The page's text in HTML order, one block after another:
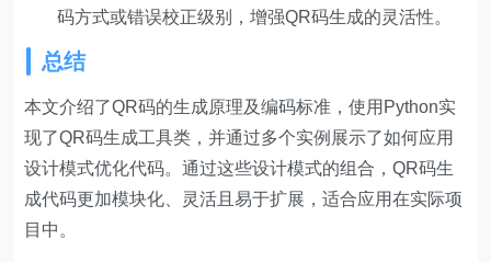
码方式或错误校正级别，增强QR码生成的灵活性。
总结
本文介绍了QR码的生成原理及编码标准，使用Python实
现了QR码生成工具类，并通过多个实例展示了如何应用
设计模式优化代码。通过这些设计模式的组合，QR码生
成代码更加模块化、灵活且易于扩展，适合应用在实际项
目中。